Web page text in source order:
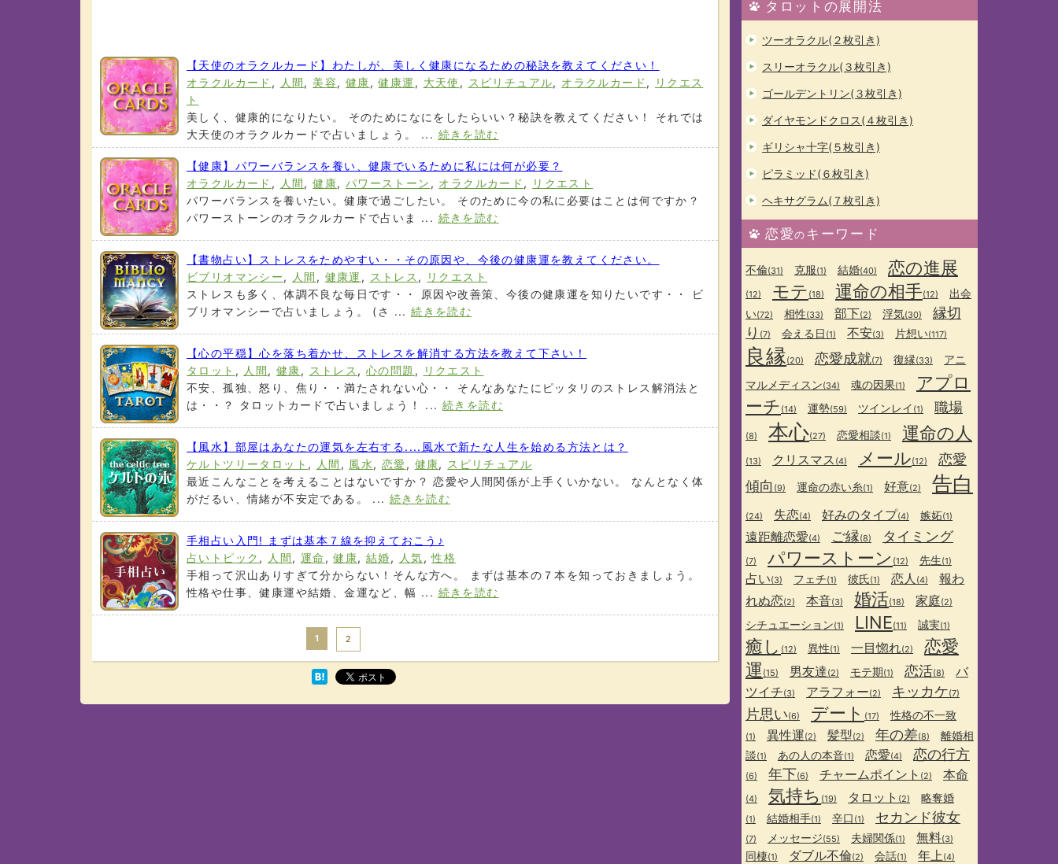
【天使のオラクルカード】わたしが、美しく健康になるための秘訣を教えてください！
オラクルカード , 人間, 美容, 健康,健康運 , 大天使 , スピリチュアル, オラクルカード ,
リクエス
ト
美しく、健康的になりたい。 そのためになにをしたらいい？秘訣を教えてください！ それでは
大天使のオラクルカードで占いましょう。 ... 続きを読む
【健康】パワーバランスを養い、健康でいるために私には何が必要？
オラクルカード , 人間 ,健康, パワーストーン , オラクルカード ,
リクエスト
パワーバランスを養いたい。健康で過ごしたい。 そのために今の私に必要はことは何ですか？
パワーストーンのオラクルカードで占いま ... 続きを読む
【書物占い】ストレスをためやすい・・その原因や、今後の健康運を教えてください。
ビブリオマンシー, 人間 , 健康運 , ストレス ,
リクエスト
ストレスも多く、体調不良な毎日です・・ 原因や改善策、今後の健康運を知りたいです・・ ビ
ブリオマンシーで占いましょう。 (さ ...続きを読む
【心の平穏】心を落ち着かせ、ストレスを解消する方法を教えて下さい！
タロット , 人間,健康, ストレス ,心の問題 ,
リクエスト
不安、孤独、怒り、焦り・・満たされない心・・ そんなあなたにピッタリのストレス解消法と
は・・？ タロットカードで占いましょう！ ... 続きを読む
【風水】部屋はあなたの運気を左右する....風水で新たな人生を始める方法とは？
ケルトツリータロット , 人間 , 風水,恋愛 , 健康, スピリチュアル
最近こんなことを考えることはないですか？ 恋愛や人間関係が上手くいかない。 なんとなく体
がだるい、情緒が不安定である。 ... 続きを読む
手相占い入門! まずは基本７線を抑えておこう♪
占いトピック , 人間, 運命 ,健康,結婚, 人気,性格
手相って沢山ありすぎて分からない！そんな方へ。 まずは基本の７本を知っておきましょう。
性格や仕事、健康運や結婚、金運など、幅 ... 続きを読む
1 2
タロットの展開法
ツーオラクル(２枚引き)
スリーオラクル(３枚引き)
ゴールデントリン(３枚引き)
ダイヤモンドクロス(４枚引き)
ギリシャ十字(５枚引き)
ピラミッド(６枚引き)
ヘキサグラム(７枚引き)
恋愛のキーワード
不倫(31) 克服(1) 結婚(40) 恋の進展
(12) モテ (18) 運命の相手(12)
出会
い(72) 相性(33) 部下(2) 浮気(30)
縁切
り (7) 会える日 (1) 不安(3) 片想い(117)
良縁(20) 恋愛成就(7) 復縁(33)
アニ
マルメディスン(34) 魂の因果(1)
アプロ
ーチ (14) 運勢(59) ツインレイ (1) 職場
(8) 本心(27) 恋愛相談(1) 運命の人
(13) クリスマス (4) メール(12)
恋愛
傾向 (9) 運命の赤い糸(1) 好意(2) 告白
(24) 失恋(4) 好みのタイプ(4) 嫉妬(1)
遠距離恋愛(4) ご縁(8) タイミング
(7) パワーストーン (12) 先生(1)
占い(3) フェチ(1) 彼氏(1) 恋人 (4)
報わ
れぬ恋(2) 本音(3) 婚活(18) 家庭(2)
シチュエーション(1) LINE(11) 誠実(1)
癒し (12) 異性(1) 一目惚れ(2)
恋愛
運 (15) 男友達(2) モテ期(1) 恋活(8)
バ
ツイチ(3) アラフォー(2) キッカケ(7)
片思い(6) デート (17) 性格の不一致
(1) 異性運(2) 髪型(2) 年の差(8)
離婚相
談(1) あの人の本音(1) 恋愛(4) 恋の行方
(6) 年下(6) チャームポイント (2) 本命
(4) 気持ち (19) タロット (2) 略奪婚
(1) 結婚相手(1) 辛口 (1) セカンド彼女
(7) メッセージ(55) 夫婦関係(1) 無料(3)
同棲(1) ダブル不倫(2) 会話(1) 年上(4)